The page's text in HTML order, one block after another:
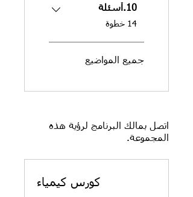
10.أسئلة
.
14 خطوة
جميع المواضيع
اتصل بمالك البرنامج لرؤية هذه
المجموعة.
كورس كيمياء